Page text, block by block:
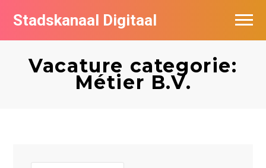
Stadskanaal Digitaal
Vacature categorie:
Métier B.V.
Vacatures per bedrijf
De populairste vacatures in Stadskanaal